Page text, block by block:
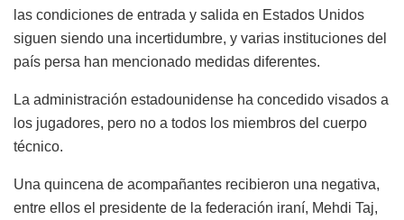
las condiciones de entrada y salida en Estados Unidos
siguen siendo una incertidumbre, y varias instituciones del
país persa han mencionado medidas diferentes.
La administración estadounidense ha concedido visados a
los jugadores, pero no a todos los miembros del cuerpo
técnico.
Una quincena de acompañantes recibieron una negativa,
entre ellos el presidente de la federación iraní, Mehdi Taj,